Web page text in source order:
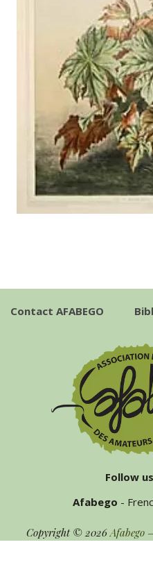
Contact AFABEGO
Follow us
Afabego -
Copyright © 2026Afabego–